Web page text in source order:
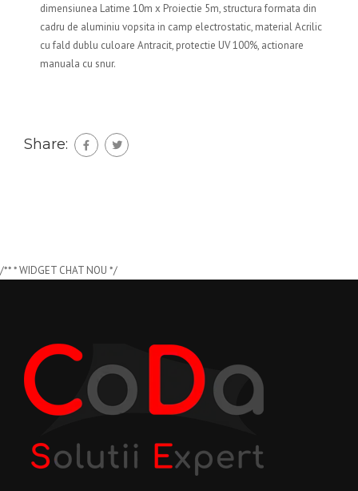
dimensiunea Latime 10m x Proiectie 5m, structura formata din
cadru de aluminiu vopsita in camp electrostatic, material Acrilic
cu fald dublu culoare Antracit, protectie UV 100%, actionare
manuala cu snur.
Share:
/** * WIDGET CHAT NOU */